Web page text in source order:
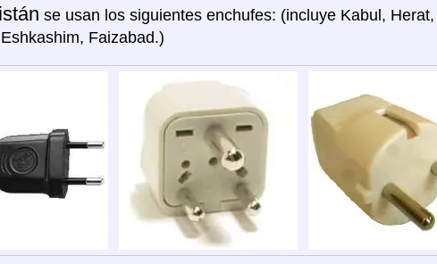
se usan los siguientes enchufes: (incluye Kabul,
Faizabad.)